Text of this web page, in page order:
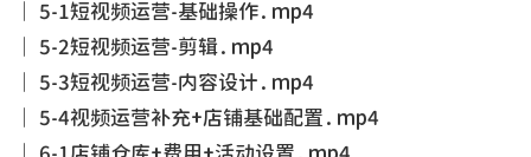
│ 5-1短视频运营-基础操作.mp4
│ 5-2短视频运营-剪辑.mp4
│ 5-3短视频运营-内容设计.mp4
│ 5-4视频运营补充+店铺基础配置.mp4
│ 6-1店铺仓库+费用+活动设置.mp4